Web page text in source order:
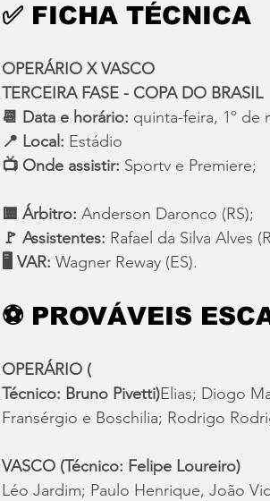
✅ FICHA TÉCNICA
OPERÁRIO X VASCO
TERCEIRA FASE - COPA DO BRASIL
📆 Data e horário: quinta-feira, 1º de
📍 Local: Estádio
📺 Onde assistir: Sportv e Premiere;
🟨 Árbitro: Anderson Daronco (RS);
🚩 Assistentes: Rafael da Silva Alves
🖥️ VAR: Wagner Reway (ES).
⚽ PROVÁVEIS
OPERÁRIO (
Técnico: Bruno Pivetti)Elias; Diogo
Fransérgio e Boschilia; Rodrigo
VASCO (Técnico: Felipe Loureiro)
Léo Jardim; Paulo Henrique, João